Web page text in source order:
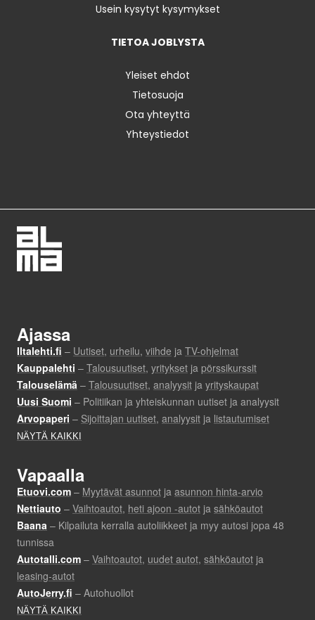
Usein kysytyt kysymykset
TIETOA JOBLYSTA
Yleiset ehdot
Tietosuoja
Ota yhteyttä
Yhteystiedot